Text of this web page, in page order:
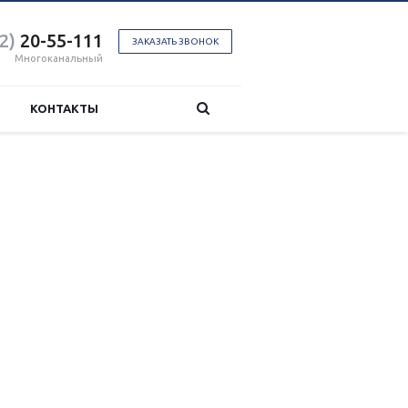
ЗАКАЗАТЬ ЗВОНОК
20-55-111
Многоканальный
КОНТАКТЫ